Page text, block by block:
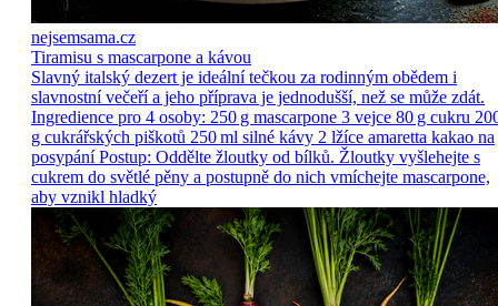
nejsemsama.cz
Tiramisu s mascarpone a kávou
Slavný italský dezert je ideální tečkou za rodinným obědem i
slavnostní večeří a jeho příprava je jednodušší, než se může zdát.
Ingredience pro 4 osoby: 250 g mascarpone 3 vejce 80 g cukru
g cukrářských piškotů 250 ml silné kávy 2 lžíce amaretta kakao na
posypání Postup: Oddělte žloutky od bílků. Žloutky vyšlehejte s
cukrem do světlé pěny a postupně do nich vmíchejte mascarpone,
aby vznikl hladký